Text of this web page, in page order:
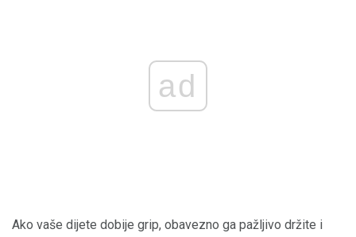
ad
Ako vaše dijete dobije grip, obavezno ga pažljivo držite i